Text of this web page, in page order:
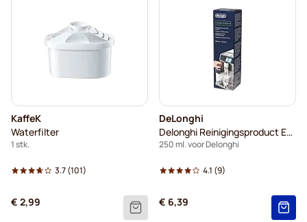
KaffeK
Waterfilter
1 stk.
3.7(101)
€ 2,99
DeLonghi
Delonghi Reinigingsproduct Eco Multiclean DLSC550
250 ml. voor Delonghi
4.1 (9)
€ 6,39